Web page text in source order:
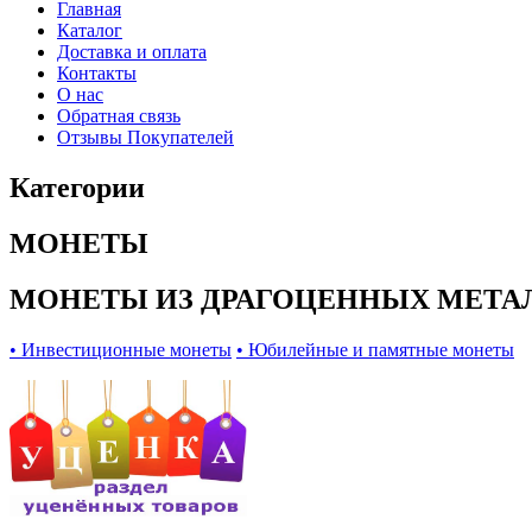
Главная
Каталог
Доставка и оплата
Контакты
О нас
Обратная связь
Отзывы Покупателей
Категории
МОНЕТЫ
МОНЕТЫ ИЗ ДРАГОЦЕННЫХ
• Инвестиционные монеты • Юбилейные и памятные монеты